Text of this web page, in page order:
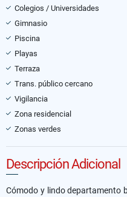
Colegios / Universidades
Gimnasio
Piscina
Playas
Terraza
Trans. público cercano
Vigilancia
Zona residencial
Zonas verdes
Descripción Adicional
Cómodo y lindo departamento